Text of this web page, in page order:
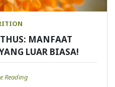
MANFAAT
LUAR BIASA!
Reading